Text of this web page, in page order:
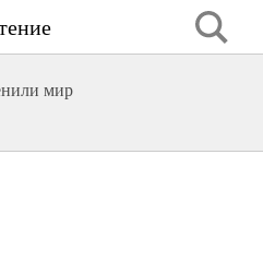
мир